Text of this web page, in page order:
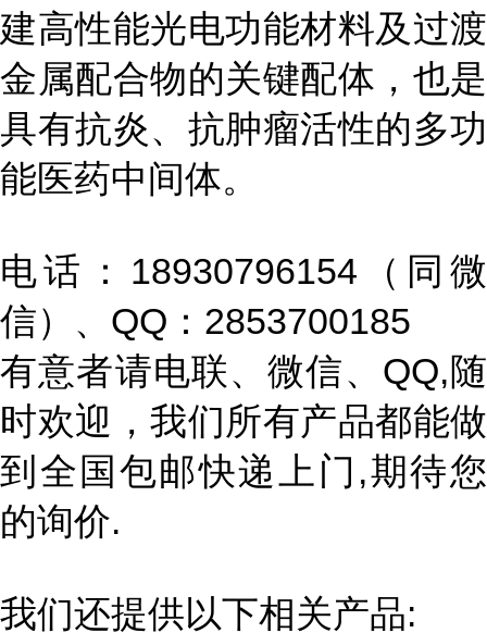
建高性能光电功能材料及过渡
金属配合物的关键配体，也是
具有抗炎、抗肿瘤活性的多功
能医药中间体。
电话：18930796154（同微
信）、QQ：2853700185
有意者请电联、微信、QQ,随
时欢迎，我们所有产品都能做
到全国包邮快递上门,期待您
的询价.
我们还提供以下相关产品: